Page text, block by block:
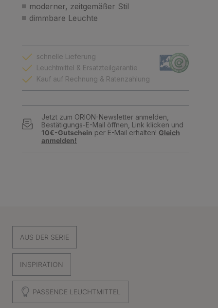
moderner, zeitgemäßer Stil
dimmbare Leuchte
schnelle Lieferung
Leuchtmittel & Ersatzteilgarantie
Kauf auf Rechnung & Ratenzahlung
Jetzt zum ORION-Newsletter anmelden,
Bestätigungs-E-Mail öffnen, Link klicken und
10€-Gutschein per E-Mail erhalten! Gleich
anmelden!
AUS DER SERIE
INSPIRATION
PASSENDE LEUCHTMITTEL